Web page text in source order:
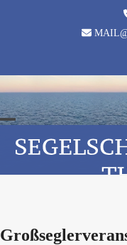
Open
mobile
Close
mobile